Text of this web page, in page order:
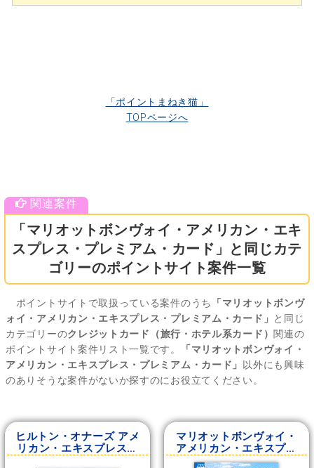
「ポイントまねき猫」
TOPページへ
「マリオットボンヴォイ・アメリカン・エキ
スプレス・プレミアム・カード」と同じカテ
ゴリーのポイントサイト案件一覧
ポイントサイトで取扱っている案件のうち
「マリオットボンヴ
ォイ・アメリカン・エキスプレス・プレミアム・カード」 と同じ
カテゴリーのクレジットカード（旅行・ホテル系カード） 関連の
ポイントサイト案件リスト一覧です。
「マリオットボンヴォイ・
アメリカン・エキスプレス・プレミアム・カード」
以外にも興味
のありそうな案件がないか探すのにお役立てください。
ヒルトン・オナーズ アメ
リカン・エキスプレス・
マリオットボンヴォイ・
アメリカン・エキスプレ
ス・カード